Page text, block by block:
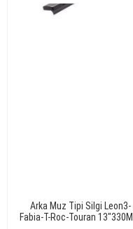
Arka Muz Tipi Silgi Leon3-
Fabia-T-Roc-Touran